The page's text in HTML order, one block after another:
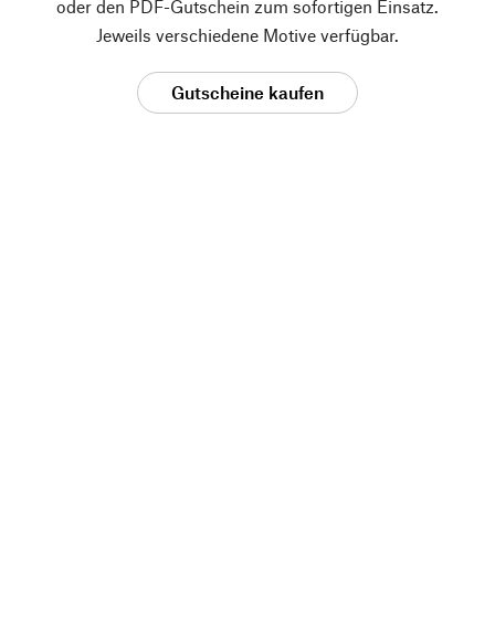
oder den PDF-Gutschein zum sofortigen Einsatz.
Jeweils verschiedene Motive verfügbar.
Gutscheine kaufen